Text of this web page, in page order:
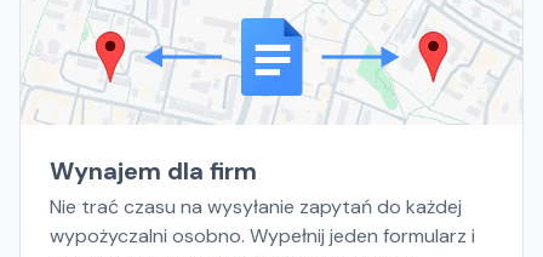
Wynajem dla firm
Nie trać czasu na wysyłanie zapytań do każdej
wypożyczalni osobno. Wypełnij jeden formularz i